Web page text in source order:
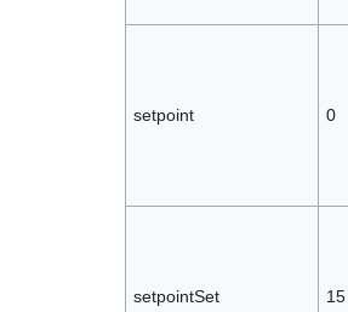
setpoint 0
setpointSet 15